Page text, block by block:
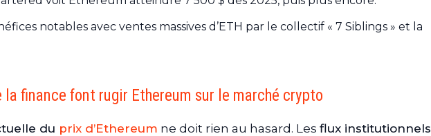
notables avec ventes massives d’ETH par le collectif « 7 Siblings » et la
la finance font rugir Ethereum sur le marché crypto
du prix d’Ethereum ne doit rien au hasard. Les flux institutionnels